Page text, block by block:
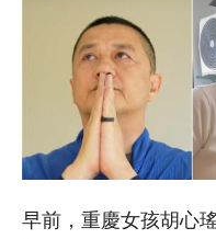
早前，重慶女孩胡心